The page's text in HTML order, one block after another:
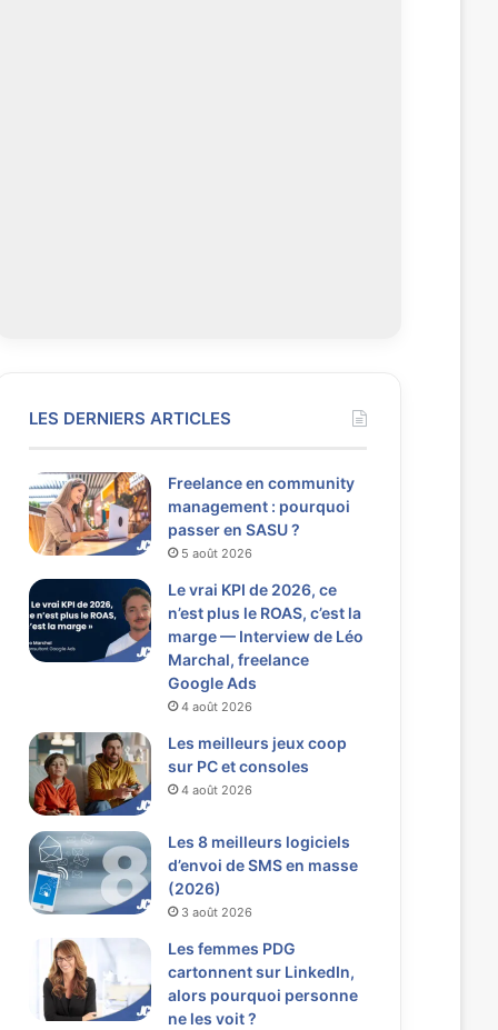
LES DERNIERS ARTICLES
Freelance en community
management : pourquoi
passer en SASU ?
5 août 2026
Le vrai KPI de 2026, ce
n’est plus le ROAS, c’est la
marge — Interview de Léo
Marchal, freelance
Google Ads
4 août 2026
Les meilleurs jeux coop
sur PC et consoles
4 août 2026
Les 8 meilleurs logiciels
d’envoi de SMS en masse
(2026)
3 août 2026
Les femmes PDG
cartonnent sur LinkedIn,
alors pourquoi personne
ne les voit ?